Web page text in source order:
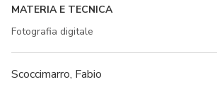
MATERIA E TECNICA
Fotografia digitale
Scoccimarro, Fabio